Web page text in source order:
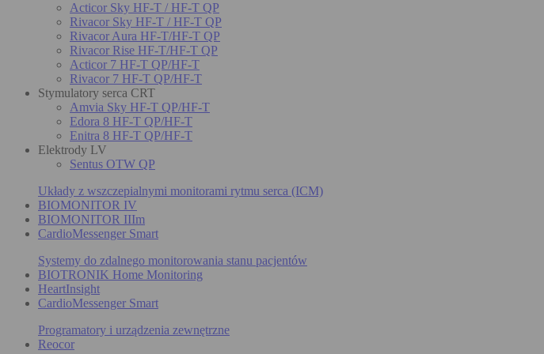
Acticor Sky HF-T / HF-T QP
Rivacor Sky HF-T / HF-T QP
Rivacor Aura HF-T/HF-T QP
Rivacor Rise HF-T/HF-T QP
Acticor 7 HF-T QP/HF-T
Rivacor 7 HF-T QP/HF-T
Stymulatory serca CRT
Amvia Sky HF-T QP/HF-T
Edora 8 HF-T QP/HF-T
Enitra 8 HF-T QP/HF-T
Elektrody LV
Sentus OTW QP
Układy z wszczepialnymi monitorami rytmu serca (ICM)
BIOMONITOR IV
BIOMONITOR IIIm
CardioMessenger Smart
Systemy do zdalnego monitorowania stanu pacjentów
BIOTRONIK Home Monitoring
HeartInsight
CardioMessenger Smart
Programatory i urządzenia zewnętrzne
Reocor